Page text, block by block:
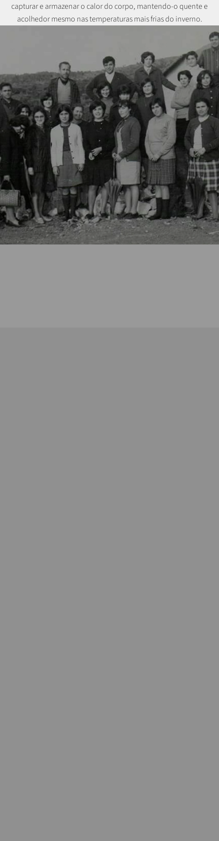
capturar e armazenar o calor do corpo, mantendo-o quente e
acolhedor mesmo nas temperaturas mais frias do inverno.